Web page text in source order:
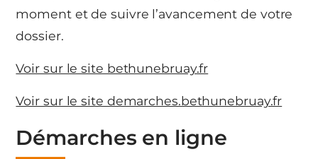
moment et de suivre l’avancement de votre
dossier.
Voir sur le site bethunebruay.fr
Voir sur le site demarches.bethunebruay.fr
Démarches en ligne